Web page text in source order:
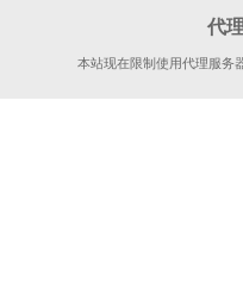
代
本站现在限制使用代理服务